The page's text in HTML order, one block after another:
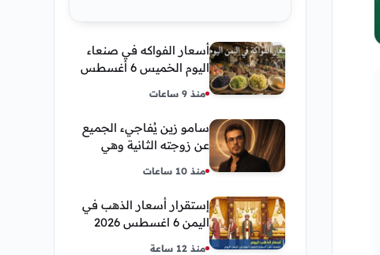
أسعار الفواكه في صنعاء
اليوم الخميس 6 أغسطس
والرمان في الأسواق
منذ 9 ساعات
سامو زين يُفاجيء الجميع
عن زوجته الثانية وهي
منذ 10 ساعات
إستقرار أسعار الذهب في
اليمن 6 اغسطس 2026
منذ 12 ساعة